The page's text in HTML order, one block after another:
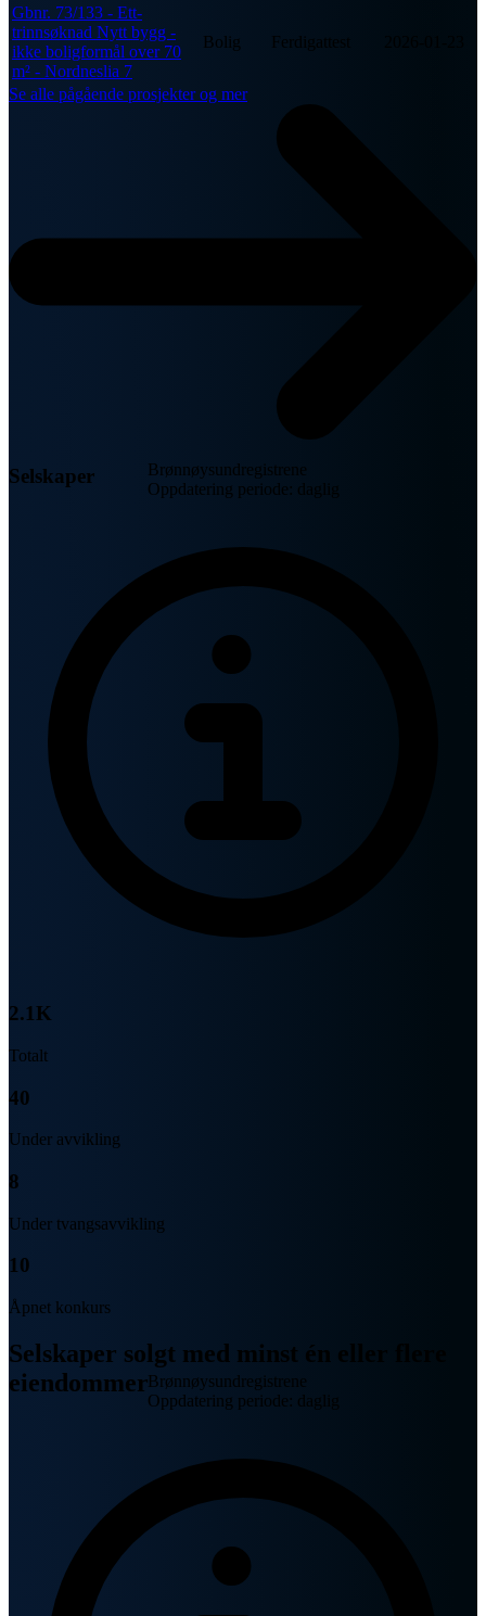
Gbnr. 73/133 - Ett-
trinnsøknad Nytt bygg -
ikke boligformål over 70
m² - Nordneslia 7
Bolig Ferdigattest
Se alle pågående prosjekter og mer
Selskaper
Brønnøysundregistrene
Oppdatering periode: daglig
2.1K
Totalt
40
Under avvikling
8
Under tvangsavvikling
10
Åpnet konkurs
Selskaper solgt med minst én eller flere
eiendommerBrønnøysundregistrene
Oppdatering periode: daglig